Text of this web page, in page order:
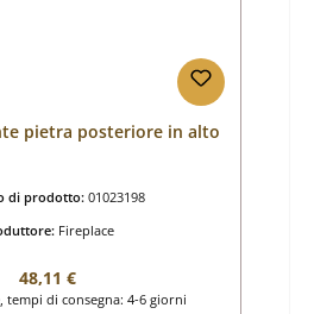
pietra posteriore in alto
di prodotto: 01023198
Fireplace
Prezzo normale:
48,11 €
tempi di consegna: 4-6 giorni